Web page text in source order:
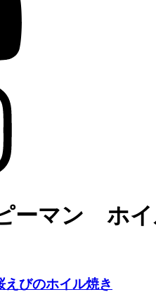
ーマン ホ
えびのホイル焼き